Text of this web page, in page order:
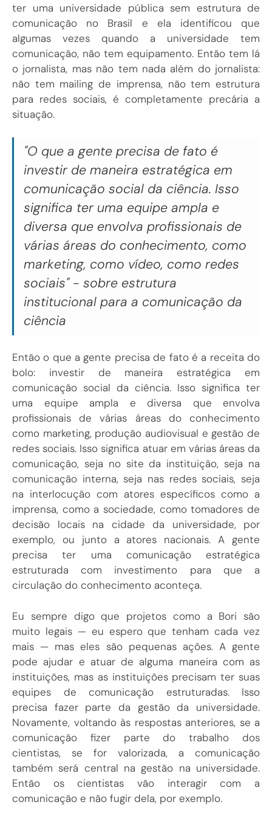
ter uma universidade pública sem estrutura de
comunicação no Brasil e ela identificou que
algumas vezes quando a universidade tem
comunicação, não tem equipamento. Então tem lá
o jornalista, mas não tem nada além do jornalista:
não tem mailing de imprensa, não tem estrutura
para redes sociais, é completamente precária a
situação.
"O que a gente precisa de fato é
investir de maneira estratégica em
comunicação social da ciência. Isso
significa ter uma equipe ampla e
diversa que envolva profissionais de
várias áreas do conhecimento, como
marketing, como vídeo, como redes
sociais" - sobre estrutura
institucional para a comunicação da
ciência
Então o que a gente precisa de fato é a receita do
bolo: investir de maneira estratégica em
comunicação social da ciência. Isso significa ter
uma equipe ampla e diversa que envolva
profissionais de várias áreas do conhecimento
como marketing, produção audiovisual e gestão de
redes sociais. Isso significa atuar em várias áreas da
comunicação, seja no site da instituição, seja na
comunicação interna, seja nas redes sociais, seja
na interlocução com atores específicos como a
imprensa, como a sociedade, como tomadores de
decisão locais na cidade da universidade, por
exemplo, ou junto a atores nacionais. A gente
precisa ter uma comunicação estratégica
estruturada com investimento para que a
circulação do conhecimento aconteça.
Eu sempre digo que projetos como a Bori são
muito legais — eu espero que tenham cada vez
mais — mas eles são pequenas ações. A gente
pode ajudar e atuar de alguma maneira com as
instituições, mas as instituições precisam ter suas
equipes de comunicação estruturadas. Isso
precisa fazer parte da gestão da universidade.
Novamente, voltando às respostas anteriores, se a
comunicação fizer parte do trabalho dos
cientistas, se for valorizada, a comunicação
também será central na gestão na universidade.
Então os cientistas vão interagir com a
comunicação e não fugir dela, por exemplo.